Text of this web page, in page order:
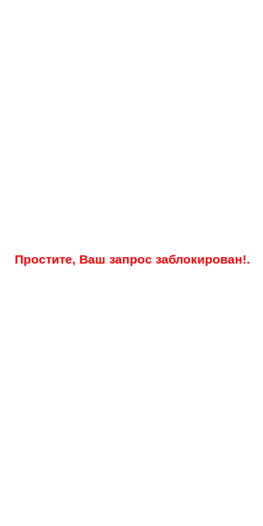
Простите, Ваш запрос заблокирован!.